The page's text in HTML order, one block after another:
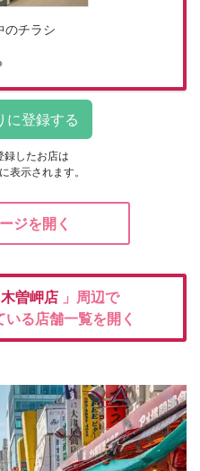
のチラシ
録したお店は
表示されます。
ジを開く
木曽岬店 」周辺で
る店舗一覧を開く